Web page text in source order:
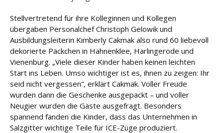
Stellvertretend für ihre Kolleginnen und Kollegen
übergaben Personalchef Christoph Gelowik und
Ausbildungsleiterin Kimberly Cakmak also rund 60 liebevoll
dekorierte Päckchen in Hahnenklee, Harlingerode und
Vienenburg. „Viele dieser Kinder haben keinen leichten
Start ins Leben. Umso wichtiger ist es, ihnen zu zeigen: Ihr
seid nicht vergessen“, erklärt Cakmak. Voller Freude
wurden dann die Geschenke ausgepackt – und voller
Neugier wurden die Gäste ausgefragt. Besonders
spannend fanden die Kinder, dass das Unternehmen in
Salzgitter wichtige Teile für ICE-Züge produziert.